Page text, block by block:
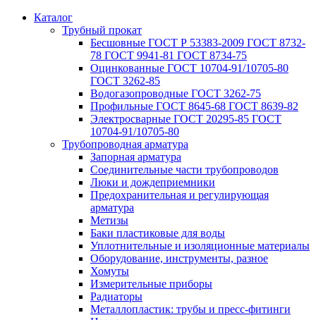
Каталог
Трубный прокат
Беcшовные ГОСТ Р 53383-2009 ГОСТ 8732-
78 ГОСТ 9941-81 ГОСТ 8734-75
Оцинкованные ГОСТ 10704-91/10705-80
ГОСТ 3262-85
Водогазопроводные ГОСТ 3262-75
Профильные ГОСТ 8645-68 ГОСТ 8639-82
Электросварные ГОСТ 20295-85 ГОСТ
10704-91/10705-80
Трубопроводная арматура
Запорная арматура
Соединительные части трубопроводов
Люки и дождеприемники
Предохранительная и регулирующая
арматура
Метизы
Баки пластиковые для воды
Уплотнительные и изоляционные материалы
Оборудование, инструменты, разное
Хомуты
Измерительные приборы
Радиаторы
Металлопластик: трубы и пресс-фитинги